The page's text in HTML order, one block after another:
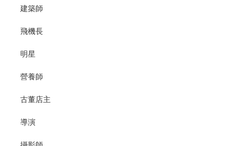
建築師
飛機長
明星
營養師
古董店主
導演